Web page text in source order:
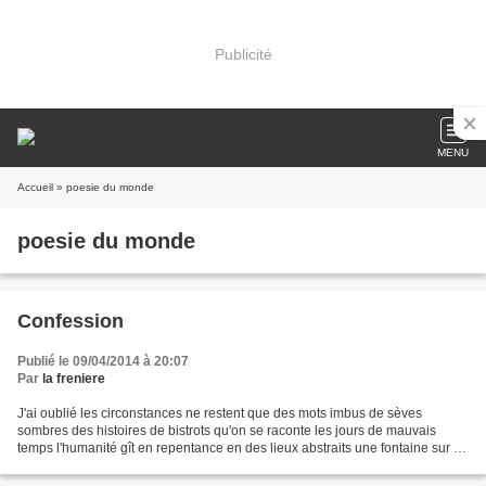
Publicité
MENU
Accueil » poesie du monde
poesie du monde
Confession
Publié le 09/04/2014 à 20:07
Par la freniere
J'ai oublié les circonstances ne restent que des mots imbus de sèves
sombres des histoires de bistrots qu'on se raconte les jours de mauvais
temps l'humanité gît en repentance en des lieux abstraits une fontaine sur la